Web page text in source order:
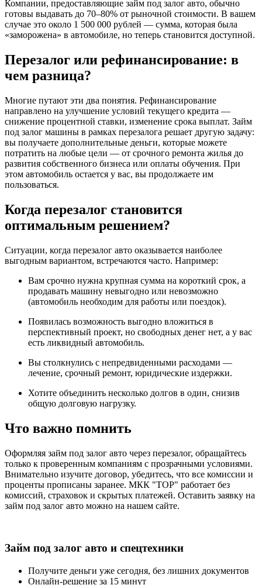
Компании, предоставляющие займ под залог авто, обычно
готовы выдавать до 70–80% от рыночной стоимости. В вашем
случае это около 1 500 000 рублей — сумма, которая была
«заморожена» в автомобиле, но теперь становится доступной.
Перезалог или рефинансирование: в
чем разница?
Многие путают эти два понятия. Рефинансирование
направлено на улучшение условий текущего кредита —
снижение процентной ставки, изменение срока выплат. Займ
под залог машины в рамках перезалога решает другую задачу:
вы получаете дополнительные деньги, которые можете
потратить на любые цели — от срочного ремонта жилья до
развития собственного бизнеса или оплаты обучения. При
этом автомобиль остается у вас, вы продолжаете им
пользоваться.
Когда перезалог становится
оптимальным решением?
Ситуации, когда перезалог авто оказывается наиболее
выгодным вариантом, встречаются часто. Например:
Вам срочно нужна крупная сумма на короткий срок, а
продавать машину невыгодно или невозможно
(автомобиль необходим для работы или поездок).
Появилась возможность выгодно вложиться в
перспективный проект, но свободных денег нет, а у вас
есть ликвидный автомобиль.
Вы столкнулись с непредвиденными расходами —
лечение, срочный ремонт, юридические издержки.
Хотите объединить несколько долгов в один, снизив
общую долговую нагрузку.
Что важно помнить
Оформляя займ под залог авто через перезалог, обращайтесь
только к проверенным компаниям с прозрачными условиями.
Внимательно изучите договор, убедитесь, что все комиссии и
проценты прописаны заранее. МКК "ТОР" работает без
комиссий, страховок и скрытых платежей. Оставить заявку на
займ под залог авто можно на нашем сайте.
Займ под залог авто и спецтехники
Получите деньги уже сегодня, без лишних документов
Онлайн-решение за 15 минут